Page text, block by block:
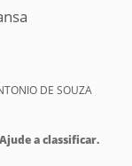
DE SOUZA
Ajude a classificar.